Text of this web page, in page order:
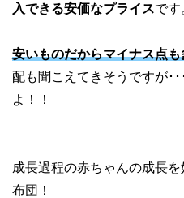
入できる安価なプライスです
安いものだからマイナス点
配も聞こえてきそうですが･
よ！！
成長過程の赤ちゃんの成長
布団！